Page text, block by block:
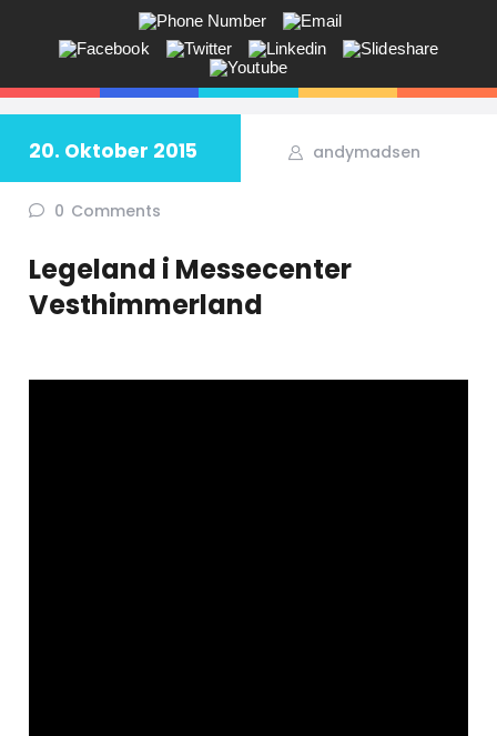
ANDY V.S. MADSEN:
KOMMUNIKATION, COACHING,
EVENTS, NETVÆRK,
Får du ikke sagt tingene på den rigtige måde? Savner du flere kunder
i butikken? Jeg hjælper dig!
20. Oktober 2015 andymadsen
0 Comments
Legeland i Messecenter
Vesthimmerland